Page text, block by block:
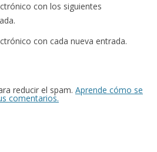
con los siguientes
con cada nueva entrada.
reducir el spam. Aprende cómo se
comentarios.